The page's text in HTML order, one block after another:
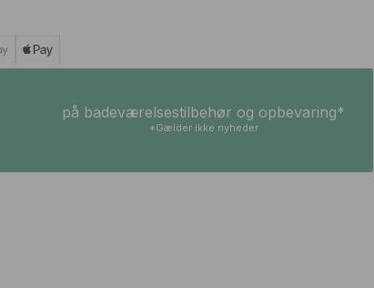
på badeværelsestilbehør og opbevaring*
*Gælder ikke nyheder